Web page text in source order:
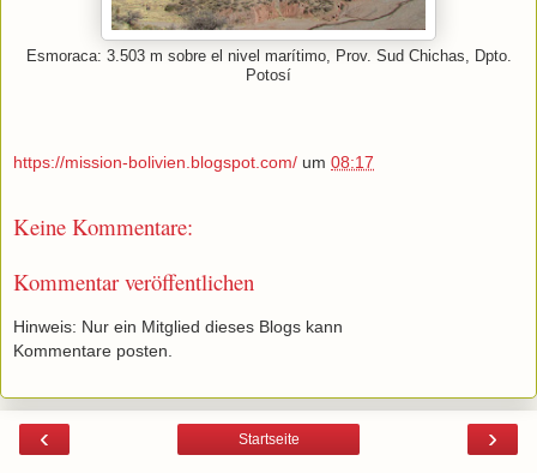
Esmoraca: 3.503 m sobre el nivel marítimo, Prov. Sud Chichas, Dpto.
Potosí
https://mission-bolivien.blogspot.com/ um 08:17
Keine Kommentare:
Kommentar veröffentlichen
Hinweis: Nur ein Mitglied dieses Blogs kann
Kommentare posten.
‹ ›
Startseite